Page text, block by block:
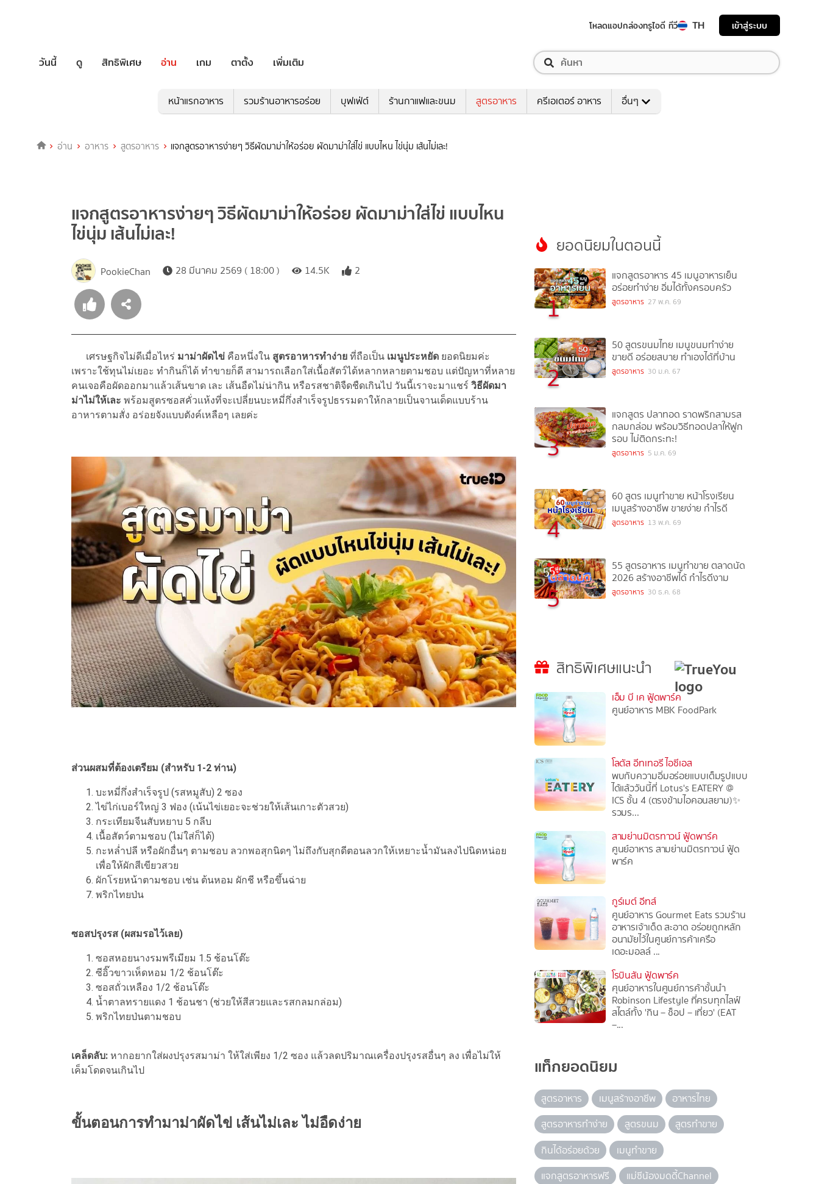
โหลดแอปกล่องทรูไอดี ทีวี TH เข้าสู่ระบบ
วันนี้ ดู สิทธิพิเศษ อ่าน เกม ตาตั้ง เพิ่มเติม
หน้าแรกอาหาร รวมร้านอาหารอร่อย บุฟเฟ่ต์ ร้านกาแฟและขนม สูตรอาหาร ครีเอเตอร์ อาหาร อื่นๆ
อ่าน อาหาร สูตรอาหาร แจกสูตรอาหารง่ายๆ วิธีผัดมาม่าให้อร่อย ผัดมาม่าใส่ไข่ แบบไหน ไข่นุ่ม เส้นไม่เละ!
แจกสูตรอาหารง่ายๆ วิธีผัดมาม่าให้อร่อย ผัดมาม่าใส่ไข่ แบบไหน
ไข่นุ่ม เส้นไม่เละ!
PookieChan 28 มีนาคม 2569 ( 18:00 ) 14.5K 2
เศรษฐกิจไม่ดีเมื่อไหร่ มาม่าผัดไข่ คือหนึ่งใน สูตรอาหารทำง่าย ที่ถือเป็น เมนูประหยัด ยอดนิยมค่ะ
เพราะใช้ทุนไม่เยอะ ทำกินก็ได้ ทำขายก็ดี สามารถเลือกใส่เนื้อสัตว์ได้หลากหลายตามชอบ แต่ปัญหาที่หลาย
คนเจอคือผัดออกมาแล้วเส้นขาด เละ เส้นอืดไม่น่ากิน หรือรสชาติจืดชืดเกินไป วันนี้เราจะมาแชร์ วิธีผัดมา
ม่าไม่ให้เละ พร้อมสูตรซอสคั่วแห้งที่จะเปลี่ยนบะหมี่กึ่งสำเร็จรูปธรรมดาให้กลายเป็นจานเด็ดแบบร้าน
อาหารตามสั่ง อร่อยจังแบบตังค์เหลือๆ เลยค่ะ
ส่วนผสมที่ต้องเตรียม (สำหรับ 1-2 ท่าน)
บะหมี่กึ่งสำเร็จรูป (รสหมูสับ) 2 ซอง
ไข่ไก่เบอร์ใหญ่ 3 ฟอง (เน้นไข่เยอะจะช่วยให้เส้นเกาะตัวสวย)
กระเทียมจีนสับหยาบ 5 กลีบ
เนื้อสัตว์ตามชอบ (ไม่ใส่ก็ได้)
กะหล่ำปลี หรือผักอื่นๆ ตามชอบ ลวกพอสุกนิดๆ ไม่ถึงกับสุกดีตอนลวกให้เหยาะน้ำมันลงไปนิดหน่อย
เพื่อให้ผักสีเขียวสวย
ผักโรยหน้าตามชอบ เช่น ต้นหอม ผักชี หรือขึ้นฉ่าย
พริกไทยป่น
ซอสปรุงรส (ผสมรอไว้เลย)
ซอสหอยนางรมพรีเมียม 1.5 ช้อนโต๊ะ
ซีอิ๊วขาวเห็ดหอม 1/2 ช้อนโต๊ะ
ซอสถั่วเหลือง 1/2 ช้อนโต๊ะ
น้ำตาลทรายแดง 1 ช้อนชา (ช่วยให้สีสวยและรสกลมกล่อม)
พริกไทยป่นตามชอบ
เคล็ดลับ: หากอยากใส่ผงปรุงรสมาม่า ให้ใส่เพียง 1/2 ซอง แล้วลดปริมาณเครื่องปรุงรสอื่นๆ ลง เพื่อไม่ให้
เค็มโดดจนเกินไป
ขั้นตอนการทำมาม่าผัดไข่ เส้นไม่เละ ไม่อืดง่าย
ยอดนิยมในตอนนี้
1
แจกสูตรอาหาร 45 เมนูอาหารเย็น
อร่อยทำง่าย อิ่มได้ทั้งครอบครัว
สูตรอาหาร 27 พ.ค. 69
2
50 สูตรขนมไทย เมนูขนมทำง่าย
ขายดี อร่อยสบาย ทำเองได้ที่บ้าน
สูตรอาหาร 30 ม.ค. 67
3
แจกสูตร ปลาทอด ราดพริกสามรส
กลมกล่อม พร้อมวิธีทอดปลาให้ฟูก
รอบ ไม่ติดกระทะ!
สูตรอาหาร 5 ม.ค. 69
4
60 สูตร เมนูทำขาย หน้าโรงเรียน
เมนูสร้างอาชีพ ขายง่าย กำไรดี
สูตรอาหาร 13 พ.ค. 69
5
55 สูตรอาหาร เมนูทำขาย ตลาดนัด
2026 สร้างอาชีพได้ กำไรดีงาม
สูตรอาหาร 30 ธ.ค. 68
สิทธิพิเศษแนะนำ
เอ็ม บี เค ฟู้ดพาร์ค
ศูนย์อาหาร MBK FoodPark
โลตัส อีทเทอรี ไอซีเอส
พบกับความอิ่มอร่อยแบบเต็มรูปแบบ
ได้แล้ววันนี้ที่ Lotus's EATERY @
ICS ชั้น 4 (ตรงข้ามไอคอนสยาม)✨
รวมร...
สามย่านมิตรทาวน์ ฟู้ดพาร์ค
ศูนย์อาหาร สามย่านมิตรทาวน์ ฟู้ด
พาร์ค
กูร์เมต์ อีทส์
ศูนย์อาหาร Gourmet Eats รวมร้าน
อาหารเจ้าเด็ด สะอาด อร่อยถูกหลัก
อนามัยไว้ในศูนย์การค้าเครือ
เดอะมอลล์ ...
โรบินสัน ฟู้ดพาร์ค
ศุนย์อาหารในศูนย์การค้าชั้นนำ
Robinson Lifestyle ที่ครบทุกไลฟ์
สไตล์ทั้ง 'กิน – ช็อป – เที่ยว' (EAT
–...
แท็กยอดนิยม
สูตรอาหาร เมนูสร้างอาชีพ
อาหารไทย
สูตรอาหารทำง่าย
สูตรขนม
สูตรทำขาย
กินได้อร่อยด้วย
เมนูทำขาย
แจกสูตรอาหารฟรี
แม่ซีน้องมดดี้Channel